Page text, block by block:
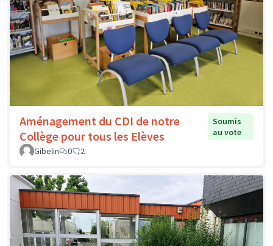
Aménagement du CDI de notre
Collège pour tous les Elèves
Soumis
au vote
Gibelin
0 2